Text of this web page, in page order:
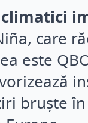
care
este
bruște